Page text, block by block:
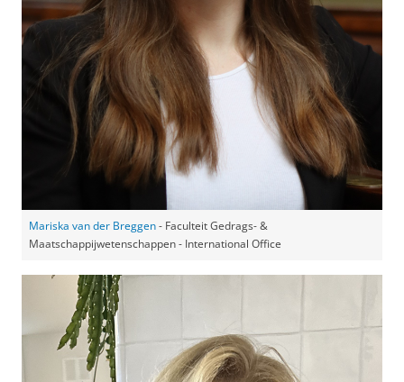
Mariska van der Breggen- Faculteit Gedrags- &
Maatschappijwetenschappen - International Office